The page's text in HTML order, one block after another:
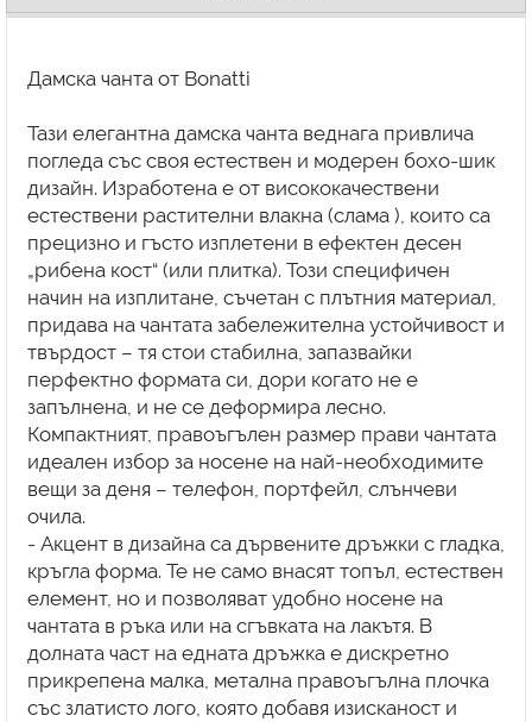
Дамска чанта от Bonatti
Тази елегантна дамска чанта веднага привлича
погледа със своя естествен и модерен бохо-шик
дизайн. Изработена е от висококачествени
естествени растителни влакна (слама ), които са
прецизно и гъсто изплетени в ефектен десен
„рибена кост“ (или плитка). Този специфичен
начин на изплитане, съчетан с плътния материал,
придава на чантата забележителна устойчивост и
твърдост – тя стои стабилна, запазвайки
перфектно формата си, дори когато не е
запълнена, и не се деформира лесно.
Компактният, правоъгълен размер прави чантата
идеален избор за носене на най-необходимите
вещи за деня – телефон, портфейл, слънчеви
очила.
- Акцент в дизайна са дървените дръжки с гладка,
кръгла форма. Те не само внасят топъл, естествен
елемент, но и позволяват удобно носене на
чантата в ръка или на сгъвката на лакътя. В
долната част на едната дръжка е дискретно
прикрепена малка, метална правоъгълна плочка
със златисто лого, която добавя изисканост и